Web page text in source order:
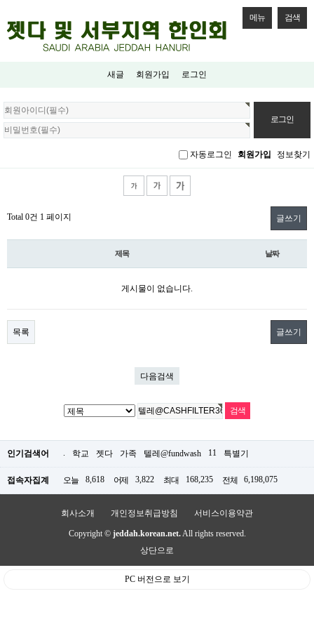
메뉴 검색
새글 회원가입 로그인
회
원
로
자동로그인 회원가입 정보찾기
Total 0건 1 페이지 글쓰기
제목 날짜
게시물이 없습니다.
목록 글쓰기
다음검색
인기검색어 . 학교 젯다 가족 텔레@fundwash 11 특별기
접속자집계 오늘 8,618 어제 3,822 최대 168,235 전체 6,198,075
회사소개 개인정보취급방침 서비스이용약관
Copyright © jeddah.korean.net.All rights reserved.
상단으로
PC 버전으로 보기